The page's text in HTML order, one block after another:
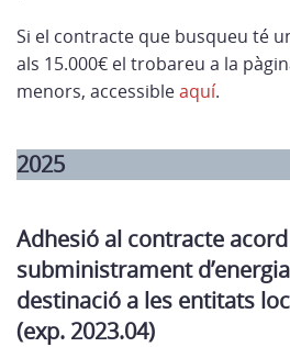
Si el contracte que busqueu té
als 15.000€ el trobareu a la
menors, accessibleaquí.
2025
Adhesió al contracte
subministrament
destinació a les entitats
(exp. 2023.04)